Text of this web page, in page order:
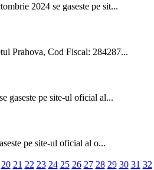
2024 se gaseste pe sit...
Prahova, Cod Fiscal: 284287...
gaseste pe site-ul oficial al...
pe site-ul oficial al o...
20 21 22 23 24 25 26 27 28 29 30 31 32